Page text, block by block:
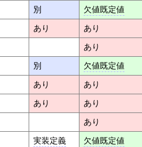
別 欠値既定値
あり あり
あり
別 欠値既定値
あり あり
あり あり
あり
実装定義 欠値既定値